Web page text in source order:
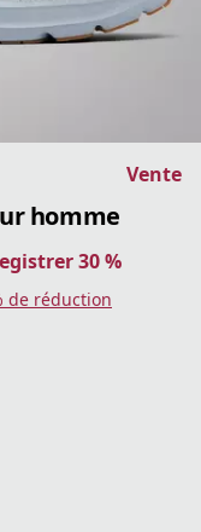
Vente
homme
30 %
de réduction